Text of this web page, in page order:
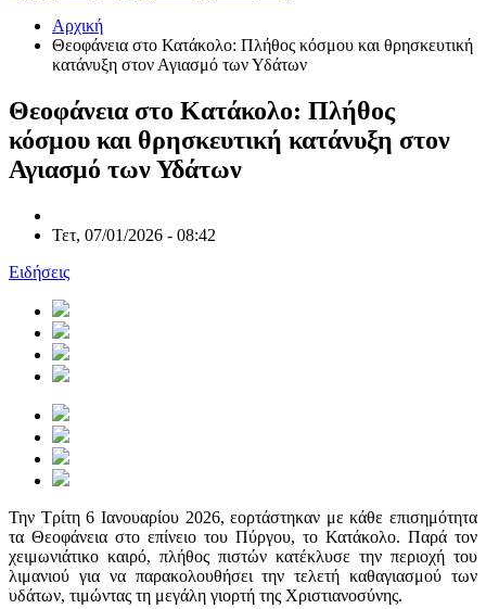
Αρχική
Θεοφάνεια στο Κατάκολο: Πλήθος κόσμου και θρησκευτική
κατάνυξη στον Αγιασμό των Υδάτων
Θεοφάνεια στο Κατάκολο: Πλήθος
κόσμου και θρησκευτική κατάνυξη στον
Αγιασμό των Υδάτων
Τετ, 07/01/2026 - 08:42
Ειδήσεις
Την Τρίτη 6 Ιανουαρίου 2026, εορτάστηκαν με κάθε επισημότητα
τα Θεοφάνεια στο επίνειο του Πύργου, το Κατάκολο. Παρά τον
χειμωνιάτικο καιρό, πλήθος πιστών κατέκλυσε την περιοχή του
λιμανιού για να παρακολουθήσει την τελετή καθαγιασμού των
υδάτων, τιμώντας τη μεγάλη γιορτή της Χριστιανοσύνης.